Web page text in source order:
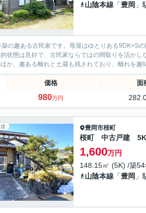
山陰本線 「豊岡
築の趣ある古民家です。母屋はゆとりある9DK+S
状態は良好で、古民家ならではの間取りを活かしな
か、趣ある離れと土蔵も残されており、離れを
価格 面
980万円
豊岡市桜町
桜町 中古戸建 5K
1,600万円
148.15㎡ (5K) /築
山陰本線 「豊岡